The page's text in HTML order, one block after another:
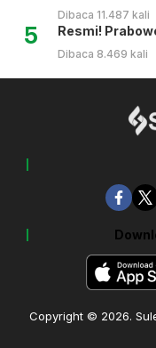
Dibaca 11.487 kali
5 Resmi!
Dibaca 8.469 kali
Copyright © 2026.